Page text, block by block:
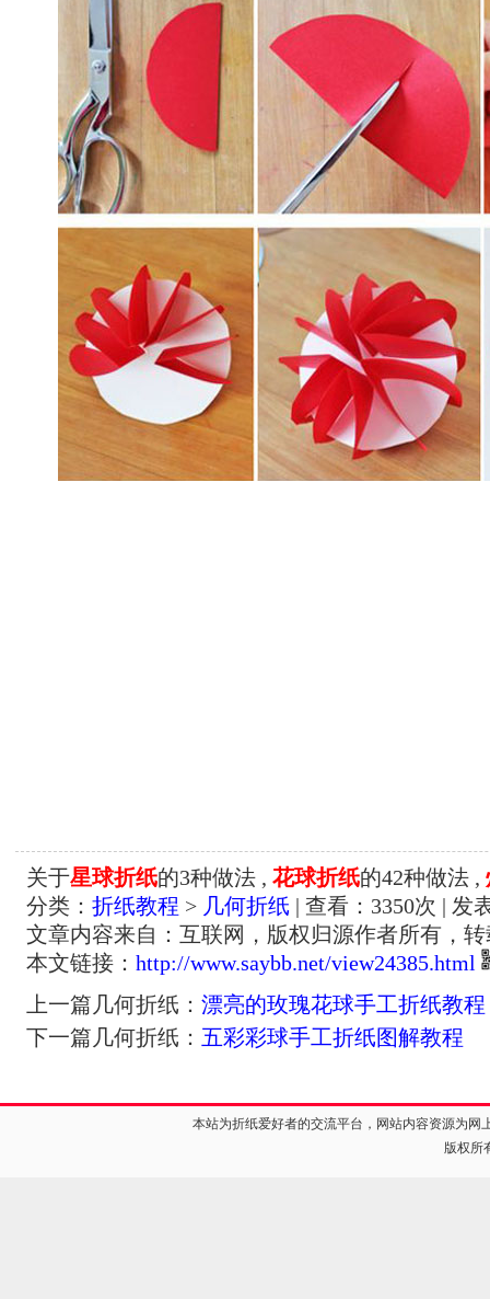
关于星球折纸的3种做法 , 花球折纸的42种做法 ,
分类： 折纸教程 > 几何折纸 | 查看： 3350次 | 发
文章内容来自：互联网，版权归源作者所有，
本文链接： http://www.saybb.net/view24385.html
上一篇几何折纸： 漂亮的玫瑰花球手工折纸教程
下一篇几何折纸： 五彩彩球手工折纸图解教程
本站为折纸爱好者的交流平台，网站内容资源为
版权所